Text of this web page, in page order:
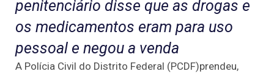
penitenciário disse que as drogas e
os medicamentos eram para uso
pessoal e negou a venda
A Polícia Civil do Distrito Federal (PCDF)prendeu,